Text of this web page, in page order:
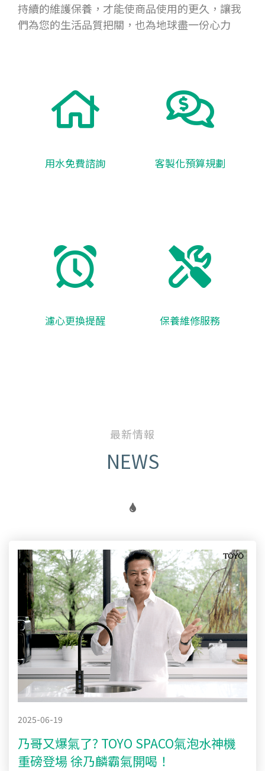
持續的維護保養，才能使商品使用的更久，讓我
們為您的生活品質把關，也為地球盡一份心力
用水免費諮詢 客製化預算規劃
濾心更換提醒 保養維修服務
最新情報
2025-06-19
乃哥又爆氣了? TOYO SPACO氣泡水神機
重磅登場 徐乃麟霸氣開喝！